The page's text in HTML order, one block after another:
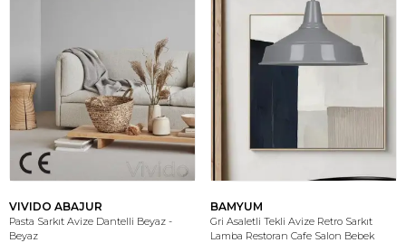
VIVIDO ABAJUR
Pasta Sarkıt Avize Dantelli Beyaz -
Beyaz
BAMYUM
Gri Asaletli Tekli Avize Retro Sarkıt
Lamba Restoran Cafe Salon Bebek